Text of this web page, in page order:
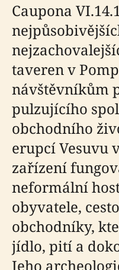
Caupona
taveren v
návštěvníkům
pulzujícího
obchodního
erupcí Vesuvu
zařízení
neformální
obyvatele,
obchodníky,
jídlo, pití a
Jeho